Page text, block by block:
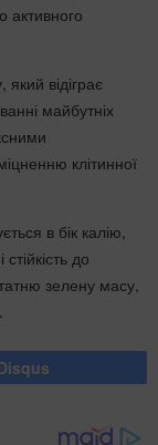
активного
відіграє
майбутніх
клітинної
в бік калію,
до
зелену масу,